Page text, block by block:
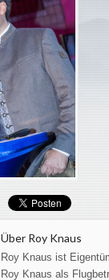
Über Roy Knaus
Roy Knaus ist
Roy Knaus als